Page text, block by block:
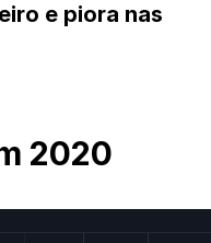
e piora nas
2020